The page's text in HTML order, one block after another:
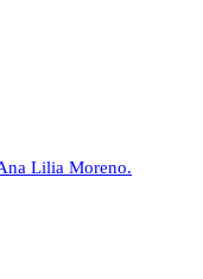
Lilia Moreno.